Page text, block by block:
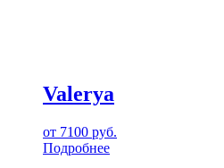
Valerya
от 7100 руб.
Подробнее